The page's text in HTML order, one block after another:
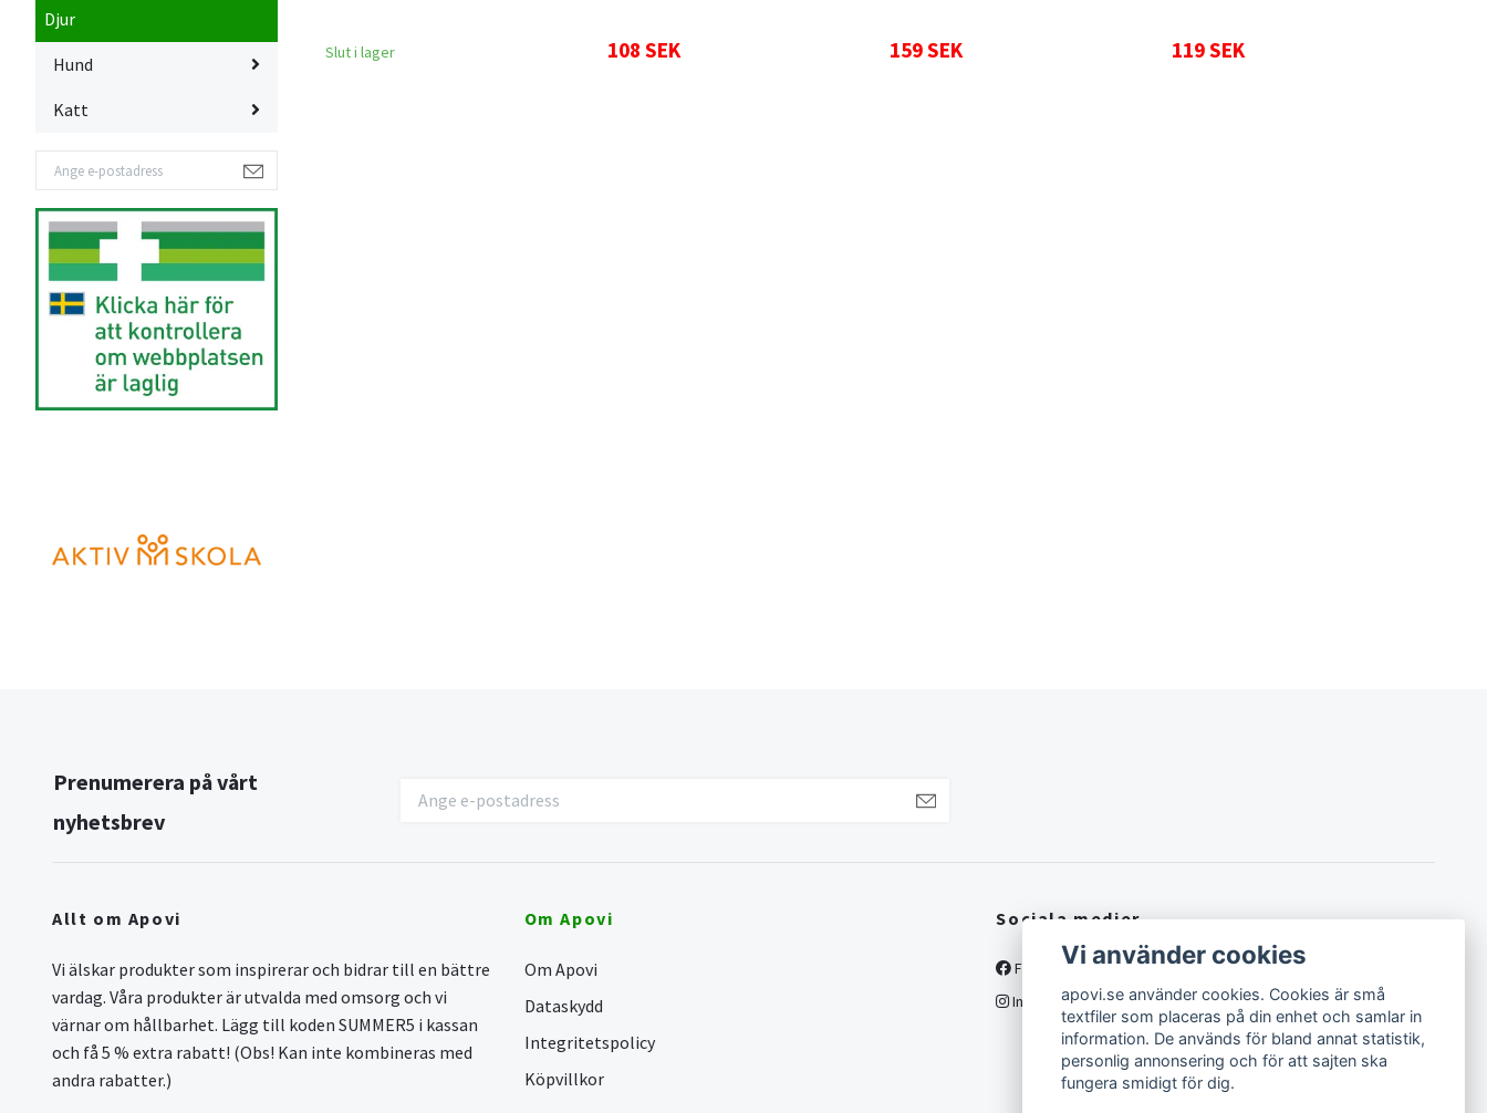
Djur
Hund
Katt
Slut i lager 108 SEK 159 SEK 119 SEK
Prenumerera på vårt
nyhetsbrev
Allt om Apovi
Vi älskar produkter som inspirerar och bidrar till en bättre
vardag. Våra produkter är utvalda med omsorg och vi
värnar om hållbarhet. Lägg till koden SUMMER5 i kassan
och få 5 % extra rabatt! (Obs! Kan inte kombineras med
andra rabatter.)
Om Apovi
Om Apovi
Dataskydd
Integritetspolicy
Köpvillkor
Sociala medier
Facebook
Instagram
Vi använder cookies
apovi.se använder cookies. Cookies är små
textfiler som placeras på din enhet och samlar in
information. De används för bland annat statistik,
personlig annonsering och för att sajten ska
fungera smidigt för dig.